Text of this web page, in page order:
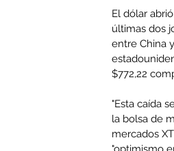
El dólar
últimas dos
entre China
$772,22
"Esta caída
la bolsa de
mercados